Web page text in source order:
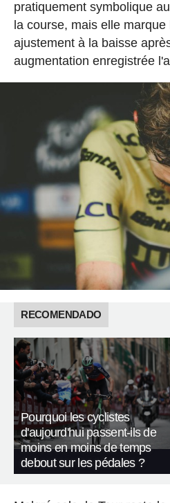
pratiquement symbolique
la course, mais elle
ajustement à la baisse
augmentation enregistrée
RECOMENDADO
Pourquoi les cyclistes
d'aujourd'hui passent-ils de
moins en moins de temps
debout sur les pédales ?